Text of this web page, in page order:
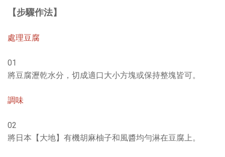
【步驟作法】
處理豆腐
01
將豆腐瀝乾水分，切成適口大小方塊或保持整塊皆可。
調味
02
將日本【大地】有機胡麻柚子和風醬均勻淋在豆腐上。